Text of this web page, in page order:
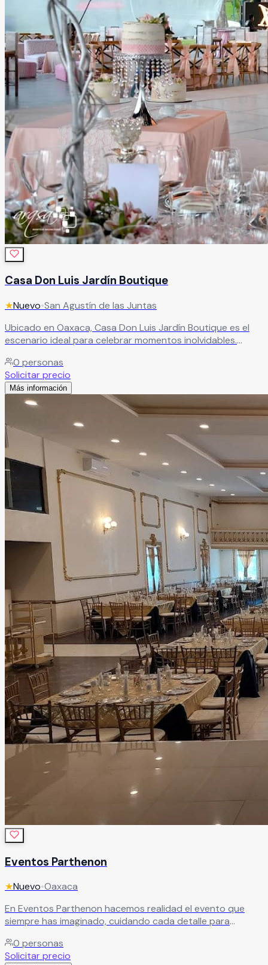
Casa Don Luis Jardín Boutique
★Nuevo•San Agustín de las Juntas
Ubicado en Oaxaca, Casa Don Luis Jardín Boutique es el
escenario ideal para celebrar momentos inolvidables.
especiales, este espacio combina la belleza de la
naturaleza con elegancia y calidez, creando un ambiente
único. Cada detalle está cuidadosamente pensado para
brindarte una experiencia memorable y hacer de tu
celebración algo verdaderamente especial.Leer más
0 personas
Solicitar precio
Más información
Eventos Parthenon
★Nuevo•Oaxaca
En Eventos Parthenon hacemos realidad el evento que
siempre has imaginado, cuidando cada detalle para
0 personas
Solicitar precio